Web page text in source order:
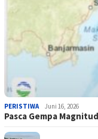
PERISTIWA Juni 16, 2026
Pasca Gempa